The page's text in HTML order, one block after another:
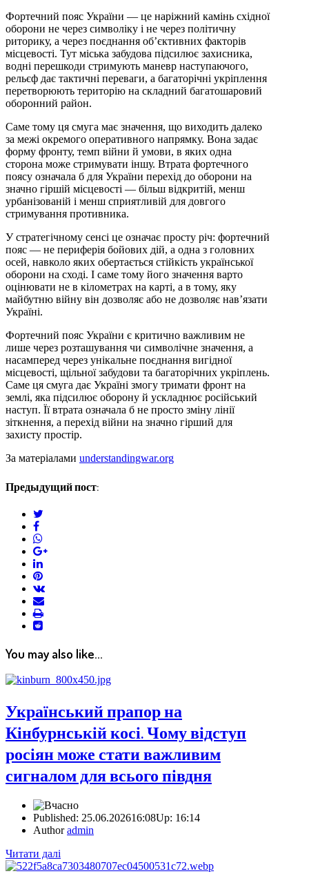
Фортечний пояс України — це наріжний камінь східної
оборони не через символіку і не через політичну
риторику, а через поєднання об’єктивних факторів
місцевості. Тут міська забудова підсилює захисника,
водні перешкоди стримують маневр наступаючого,
рельєф дає тактичні переваги, а багаторічні укріплення
перетворюють територію на складний багатошаровий
оборонний район.
Саме тому ця смуга має значення, що виходить далеко
за межі окремого оперативного напрямку. Вона задає
форму фронту, темп війни й умови, в яких одна
сторона може стримувати іншу. Втрата фортечного
поясу означала б для України перехід до оборони на
значно гіршій місцевості — більш відкритій, менш
урбанізованій і менш сприятливій для довгого
стримування противника.
У стратегічному сенсі це означає просту річ: фортечний
пояс — не периферія бойових дій, а одна з головних
осей, навколо яких обертається стійкість української
оборони на сході. І саме тому його значення варто
оцінювати не в кілометрах на карті, а в тому, яку
майбутню війну він дозволяє або не дозволяє нав’язати
Україні.
Фортечний пояс України є критично важливим не
лише через розташування чи символічне значення, а
насамперед через унікальне поєднання вигідної
місцевості, щільної забудови та багаторічних укріплень.
Саме ця смуга дає Україні змогу тримати фронт на
землі, яка підсилює оборону й ускладнює російський
наступ. Її втрата означала б не просто зміну лінії
зіткнення, а перехід війни на значно гірший для
захисту простір.
За матеріалами understandingwar.org
Предыдущий пост:
facebook
google+
linkedin
pinterest
vkontakte
email
print
reddit
reddit
You may also like...
Український прапор на
Кінбурнській косі. Чому відступ
росіян може стати важливим
сигналом для всього півдня
Published: 25.06.202616:08Up: 16:14
Authoradmin
Читати далі